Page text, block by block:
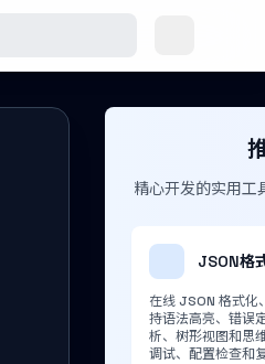
精心开发的实用工
JSON格
在线 JSON 格式化
持语法高亮、错误
析、树形视图和思
调试、配置检查和